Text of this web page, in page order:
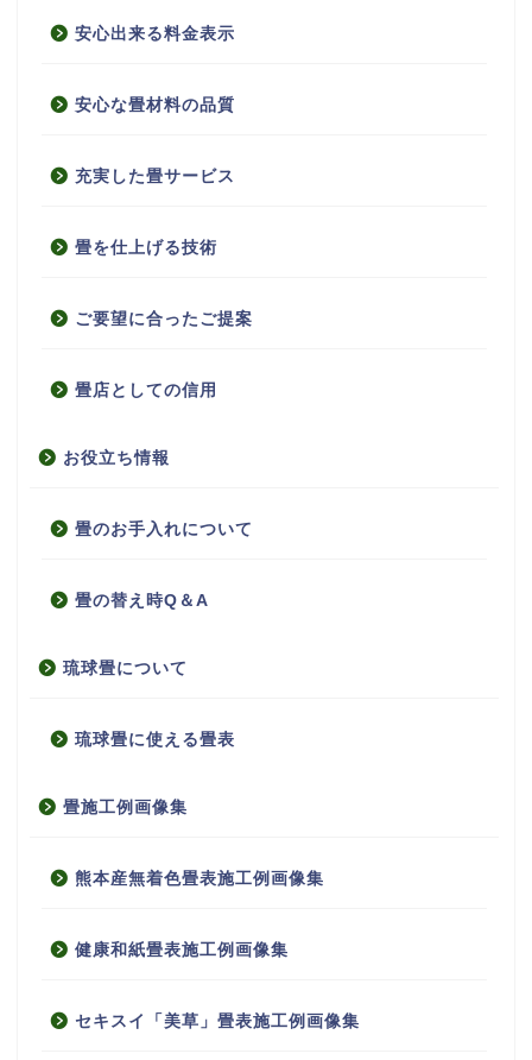
安心出来る料金表示
安心な畳材料の品質
充実した畳サービス
畳を仕上げる技術
ご要望に合ったご提案
畳店としての信用
お役立ち情報
畳のお手入れについて
畳の替え時Q＆A
琉球畳について
琉球畳に使える畳表
畳施工例画像集
熊本産無着色畳表施工例画像集
健康和紙畳表施工例画像集
セキスイ「美草」畳表施工例画像集